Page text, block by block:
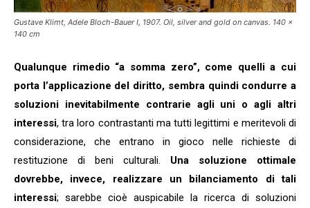
Gustave Klimt, Adele Bloch-Bauer I, 1907. Oil, silver and gold on canvas. 140 ×
140 cm
Qualunque rimedio “a somma zero”, come quelli a cui
porta l’applicazione del diritto, sembra quindi condurre a
soluzioni inevitabilmente contrarie agli uni o agli altri
interessi, tra loro contrastanti ma tutti legittimi e meritevoli di
considerazione, che entrano in gioco nelle richieste di
restituzione di beni culturali. Una soluzione ottimale
dovrebbe, invece, realizzare un bilanciamento di tali
interessi; sarebbe cioè auspicabile la ricerca di soluzioni